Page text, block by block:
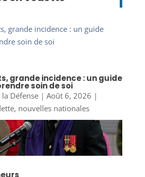
grande incidence : un guide
soin de soi
Défense| Août 6, 2026 |
, nouvelles nationales